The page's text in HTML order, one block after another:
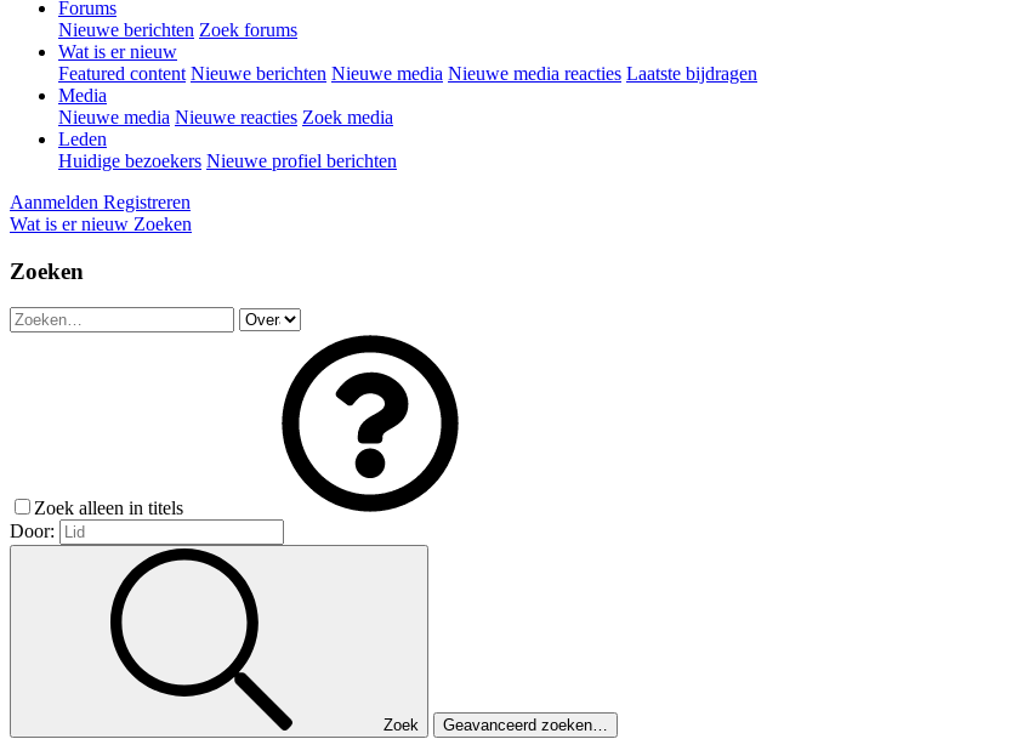
Forums
Nieuwe berichten Zoek forums
Wat is er nieuw
Featured content Nieuwe berichten Nieuwe media Nieuwe media reacties Laatste bijdragen
Media
Nieuwe media Nieuwe reacties Zoek media
Leden
Huidige bezoekers Nieuwe profiel berichten
Aanmelden Registreren
Wat is er nieuw Zoeken
Zoeken
Zoek alleen in titels
Door:
Zoek Geavanceerd zoeken…